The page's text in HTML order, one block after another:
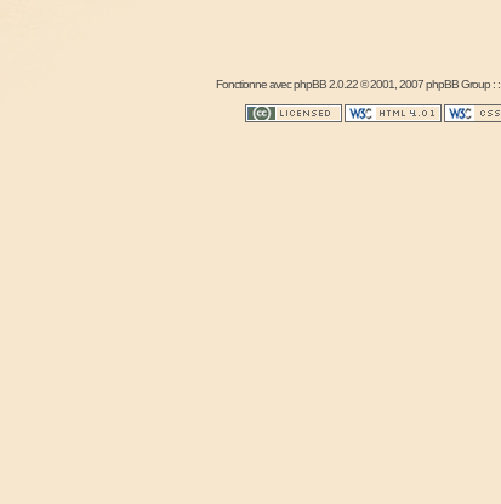
Fonctionne avecphpBB2.0.22 © 2001, 2007 phpBB Group : :